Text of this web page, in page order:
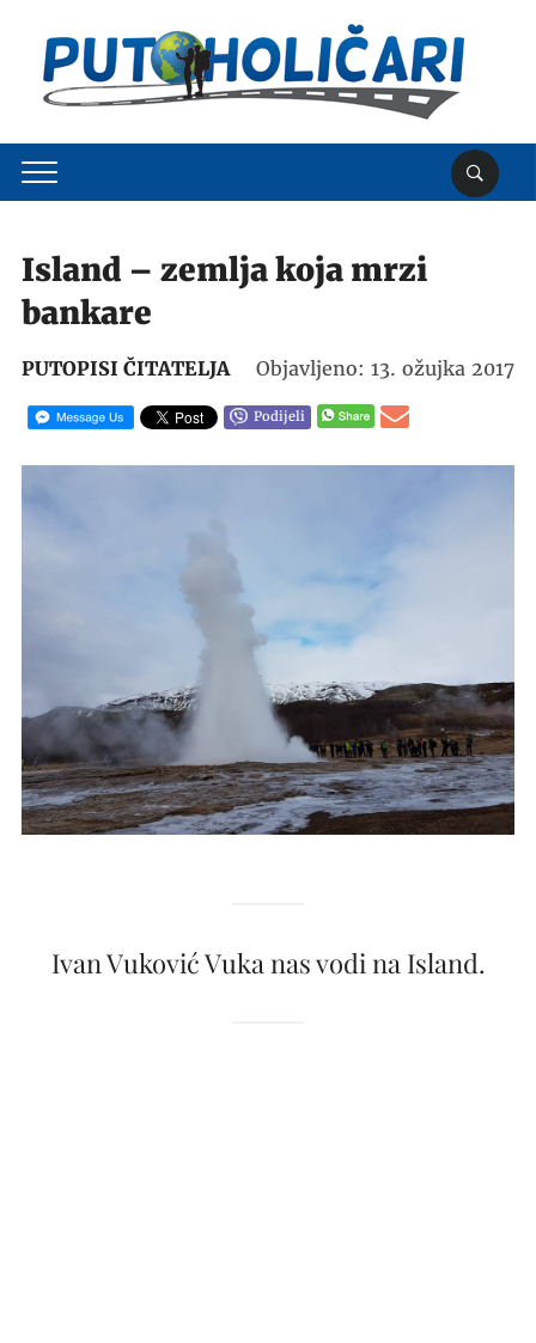
Island – zemlja koja mrzi
bankare
Objavljeno: 13. ožujka 2017
PUTOPISI ČITATELJA
Podijeli
Ivan Vuković Vuka nas vodi na Island.